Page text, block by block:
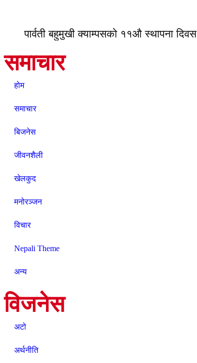
पार्वती बहुमुखी क्याम्पसको ११औ स्थापना दिवस
समाचार
होम
समाचार
बिजनेस
जीवनशैली
खेलकुद
मनोरञ्जन
विचार
Nepali Theme
अन्य
विजनेस
अटो
अर्थनीति